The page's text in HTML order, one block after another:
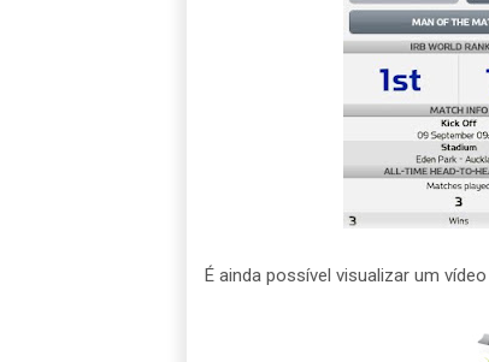
É ainda possível visualizar um